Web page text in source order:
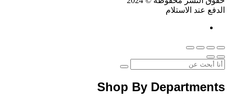
الدفع عند الاستلام
Shop By Departments